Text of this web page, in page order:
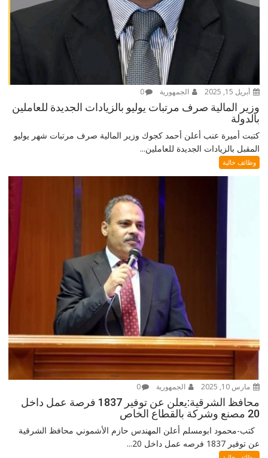
أبريل 15, 2025 الجمهورية 0
وزير المالية صرف مرتبات يوليو بالزيادات الجديدة للعاملين
بالدولة
كتبت أميرة عنب أعلن أحمد كجوك وزير المالية صرف مرتبات شهر يوليو
المقبل بالزيادات الجديدة للعاملين...
وظائف خالية
مارس 10, 2025 الجمهورية 0
محافظ الشرقية:يعلن عن توفير 1837 فرصة عمل داخل
20 مصنع وشركة بالقطاع الخاص
كتب-محمود ابومسلم أعلن المهندس حازم الأشموني محافظ الشرقية
عن توفير 1837 فرصه عمل داخل 20...